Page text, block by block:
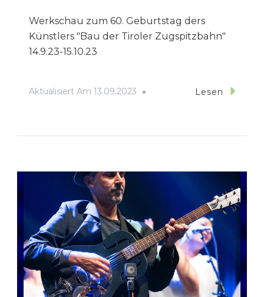
Werkschau zum 60. Geburtstag ders
Künstlers "Bau der Tiroler Zugspitzbahn"
14.9.23-15.10.23
Aktualisiert Am 13.09.2023 Lesen